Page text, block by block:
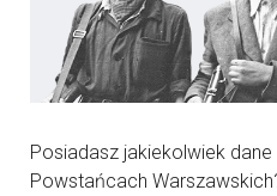
Posiadasz jakiekolwiek dane
Powstańcach